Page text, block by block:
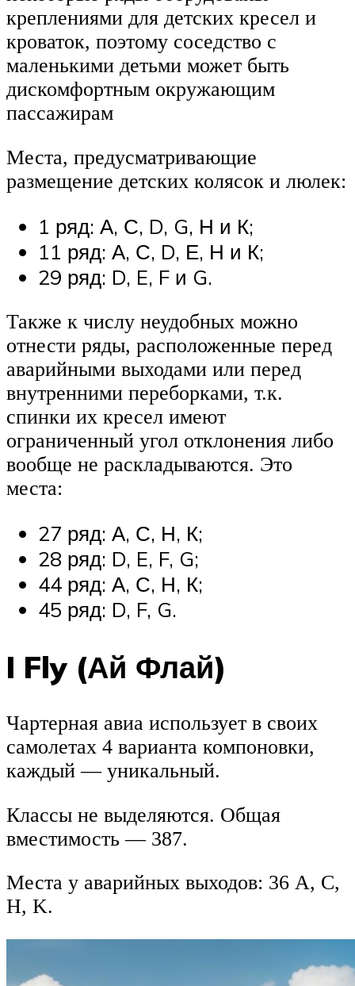
креплениями для детских кресел и
кроваток, поэтому соседство с
маленькими детьми может быть
дискомфортным окружающим
пассажирам
Места, предусматривающие
размещение детских колясок и люлек:
1 ряд: А, С, D, G, Н и К;
11 ряд: А, С, D, Е, Н и К;
29 ряд: D, E, F и G.
Также к числу неудобных можно
отнести ряды, расположенные перед
аварийными выходами или перед
внутренними переборками, т.к.
спинки их кресел имеют
ограниченный угол отклонения либо
вообще не раскладываются. Это
места:
27 ряд: А, С, Н, К;
28 ряд: D, E, F, G;
44 ряд: А, С, Н, К;
45 ряд: D, F, G.
I Fly (Ай Флай)
Чартерная авиа использует в своих
самолетах 4 варианта компоновки,
каждый — уникальный.
Классы не выделяются. Общая
вместимость — 387.
Места у аварийных выходов: 36 A, C,
H, K.